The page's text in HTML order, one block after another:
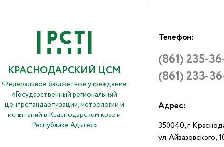
КРАСНОДАРСКИЙ ЦСМ
Федеральное бюджетное учреждение
«Государственный региональный
центрстандартизации, метрологии и
испытаний в Краснодарском крае и
Республике Адыгея»
Телефон:
(861) 235-
(861) 233-
Адрес:
350040, г.
ул. Айвазовского,